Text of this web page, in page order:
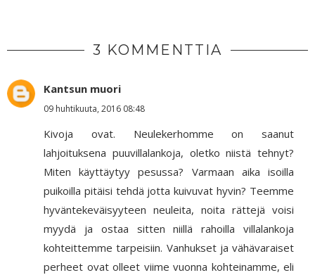
3 KOMMENTTIA
Kantsun muori
09 huhtikuuta, 2016 08:48
Kivoja ovat. Neulekerhomme on saanut
lahjoituksena puuvillalankoja, oletko niistä tehnyt?
Miten käyttäytyy pesussa? Varmaan aika isoilla
puikoilla pitäisi tehdä jotta kuivuvat hyvin? Teemme
hyväntekeväisyyteen neuleita, noita rättejä voisi
myydä ja ostaa sitten niillä rahoilla villalankoja
kohteittemme tarpeisiin. Vanhukset ja vähävaraiset
perheet ovat olleet viime vuonna kohteinamme, eli